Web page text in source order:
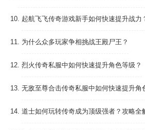
10. 起航飞飞传奇游戏新手如何快速提升战力
11. 为什么众多玩家争相挑战王殿尸王？
12. 烈火传奇私服中如何快速提升角色等级？
13. 无敌至尊合击传奇私服中如何快速提升角
14. 道士如何玩转传奇成为顶级强者？攻略全